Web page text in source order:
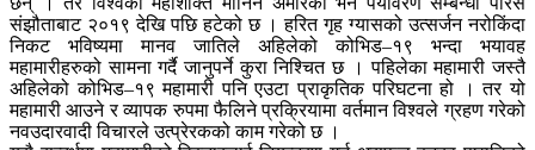
संझौताबाट २०१९ देखि पछि हटेको छ । हरित गृह ग्यासको उत्सर्जन नरोकिंदा
निकट भविष्यमा मानव जातिले अहिलेको कोभिड–१९ भन्दा भयावह
महामारीहरुको सामना गर्दै जानुपर्ने कुरा निश्चित छ । पहिलेका महामारी जस्तै
अहिलेको कोभिड–१९ महामारी पनि एउटा प्राकृतिक परिघटना हो । तर यो
महामारी आउने र व्यापक रुपमा फैलिने प्रक्रियामा वर्तमान विश्वले ग्रहण गरेको
नवउदारवादी विचारले उत्प्रेरकको काम गरेको छ ।